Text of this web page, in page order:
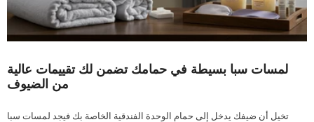
لمسات سبا بسيطة في حمامك تضمن لك تقييمات عالية
من الضيوف
تخيل أن ضيفك يدخل إلى حمام الوحدة الفندقية الخاصة بك فيجد لمسات سبا